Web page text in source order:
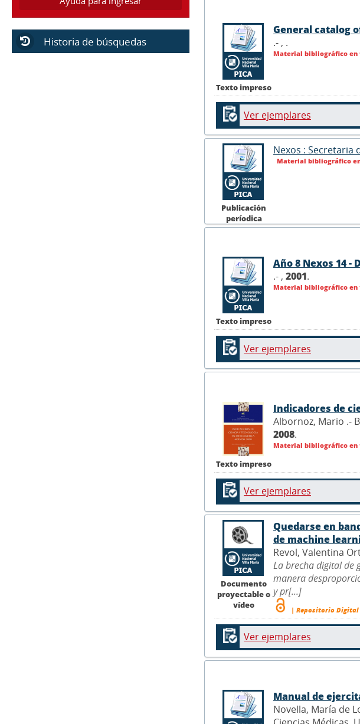
Historia de búsquedas
Texto impreso
General catalog
.- , .
Material bibliográfico en
Ver ejemplares
Publicación
períodica
Nexos : Secretaria
Material bibliográfico
Texto impreso
Año 8 Nexos 14 -
.- , 2001.
Material bibliográfico en
Ver ejemplares
Texto impreso
Indicadores de
Albornoz, Mario .-
2008.
Material bibliográfico en
Ver ejemplares
Documento
proyectable o
vídeo
Quedarse en
de machine
Revol, Valentina
La brecha digital de
manera
y pr[...]
| Repositorio Digital
Ver ejemplares
Manual de
Novella, María de